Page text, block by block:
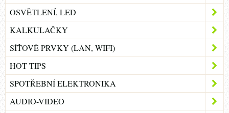
OSVĚTLENÍ, LED
KALKULAČKY
SÍŤOVÉ PRVKY (LAN, WIFI)
HOT TIPS
SPOTŘEBNÍ ELEKTRONIKA
AUDIO-VIDEO